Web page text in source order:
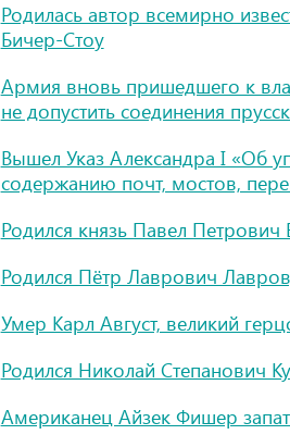
Родилась автор всемирно
Бичер-Стоу
Армия вновь пришедшего к
не допустить соединения
Вышел Указ Александра I «Об
содержанию почт, мостов,
Родился князь Павел Петрович
Родился Пётр Лаврович
Умер Карл Август, великий
Родился Николай Степанович
Американец Айзек Фишер